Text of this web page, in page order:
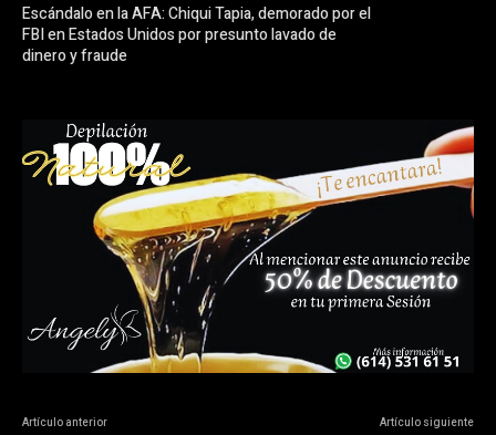
Escándalo en la AFA: Chiqui Tapia, demorado por el
FBI en Estados Unidos por presunto lavado de
dinero y fraude
Artículo anterior Artículo siguiente